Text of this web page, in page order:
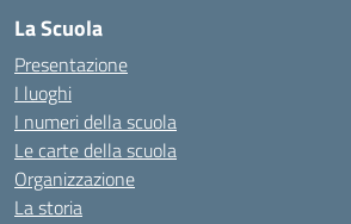
La Scuola
Presentazione
I luoghi
I numeri della scuola
Le carte della scuola
Organizzazione
La storia